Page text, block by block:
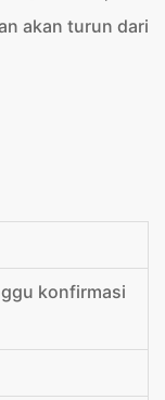
akan turun dari
konfirmasi